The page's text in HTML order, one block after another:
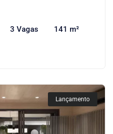
3 Vagas 141 m²
Lançamento